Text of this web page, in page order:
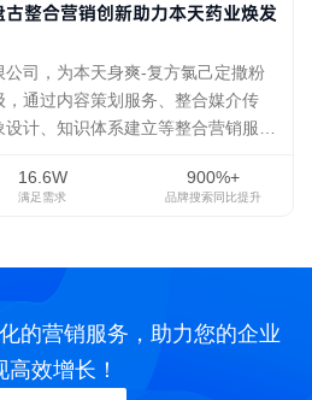
整合营销创新助力本天药业焕发
司，为本天身爽-复方氯己定撒粉
通过内容策划服务、整合媒介传
计、知识体系建立等整合营销服
活力！
16.6W
满足需求
900%+
品牌搜索同比提升
的营销服务，助力您的企业
高效增长！